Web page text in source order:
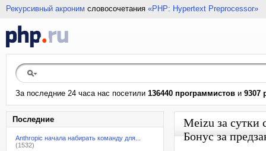
Рекурсивный акроним словосочетания «PHP: Hypertext Preprocessor»
За последние 24 часа нас посетили 136440 программистов и 9307
Последние
Anthropic начала набирать команду для...
(1532)
Meizu за сутки
Бонус за